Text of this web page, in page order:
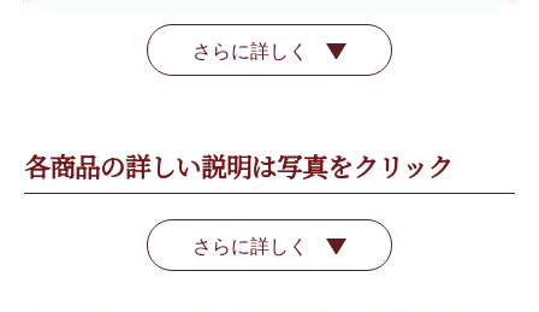
さらに詳しく
各商品の詳しい説明は写真をクリック
さらに詳しく